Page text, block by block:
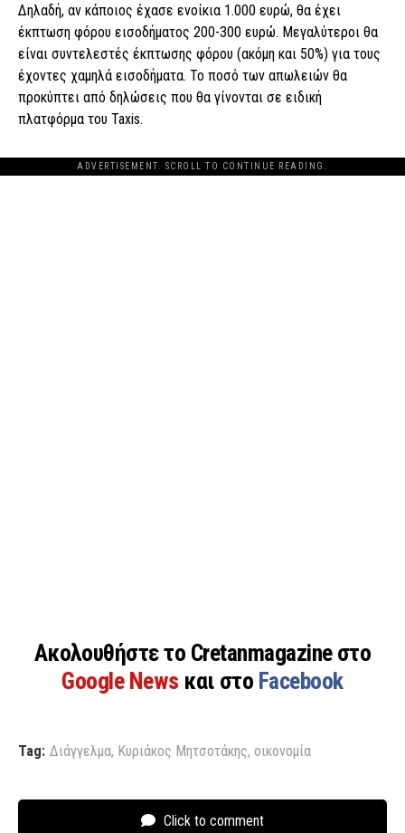
Δηλαδή, αν κάποιος έχασε ενοίκια 1.000 ευρώ, θα έχει
έκπτωση φόρου εισοδήματος 200-300 ευρώ. Μεγαλύτεροι θα
είναι συντελεστές έκπτωσης φόρου (ακόμη και 50%) για τους
έχοντες χαμηλά εισοδήματα. Το ποσό των απωλειών θα
προκύπτει από δηλώσεις που θα γίνονται σε ειδική
πλατφόρμα του Taxis.
ADVERTISEMENT. SCROLL TO CONTINUE READING.
Ακολουθήστε το Cretanmagazine στο
Google News και στο Facebook
Tag: Διάγγελμα, Κυριάκος Μητσοτάκης, οικονομία
Click to comment